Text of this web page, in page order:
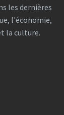
les dernières
l'économie,
la culture.